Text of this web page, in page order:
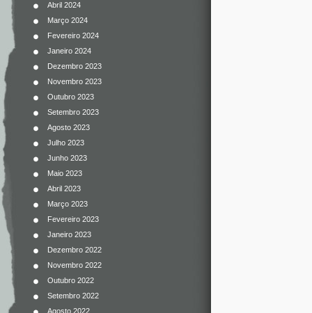
Abril 2024
Março 2024
Fevereiro 2024
Janeiro 2024
Dezembro 2023
Novembro 2023
Outubro 2023
Setembro 2023
Agosto 2023
Julho 2023
Junho 2023
Maio 2023
Abril 2023
Março 2023
Fevereiro 2023
Janeiro 2023
Dezembro 2022
Novembro 2022
Outubro 2022
Setembro 2022
Agosto 2022